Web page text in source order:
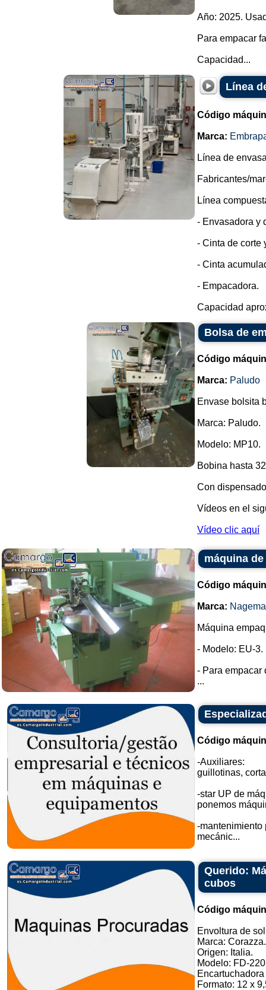
Año: 2025.
Para empacar
Capacidad...
Línea
Código
Marca:
Línea de
Fabricantes/
Línea
- Envasadora y
- Cinta de corte
- Cinta
- Empacadora.
Capacidad
Bolsa de
Código
Marca: Paludo
Envase bolsita
Marca: Paludo.
Modelo: MP10.
Bobina hasta
Con
Vídeos en el
Vídeo clic aquí
máquina
Código
Marca: Nagema
Máquina
- Modelo: EU-3.
- Para empacar
...
Código
-Auxiliares:
guillotinas,
-star UP de
ponemos
-mantenimiento
mecánic...
Querido:
cubos
Código
Envoltura de
Marca: Corazza.
Origen: Italia.
Modelo: FD-
Formato: 12 x